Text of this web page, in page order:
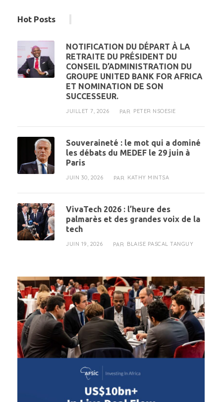
Hot Posts
NOTIFICATION DU DÉPART À LA
RETRAITE DU PRÉSIDENT DU
CONSEIL D’ADMINISTRATION DU
GROUPE UNITED BANK FOR AFRICA
ET NOMINATION DE SON
SUCCESSEUR.
JUILLET 7, 2026 PAR PETER NSOESIE
Souveraineté : le mot qui a dominé
les débats du MEDEF le 29 juin à
Paris
JUIN 30, 2026 PAR KATHY MINTSA
VivaTech 2026 : l’heure des
palmarès et des grandes voix de la
tech
JUIN 19, 2026 PAR BLAISE PASCAL TANGUY